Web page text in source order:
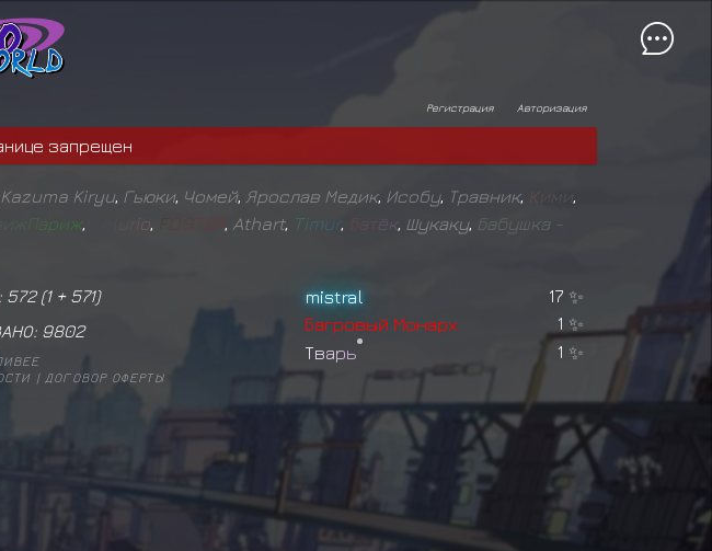
Авторизация
Регистрация
запрещен
Kazuma Kiryu Гьюки, Чомей Ярослав Медик, Исобу, Травник, Ким
ариж, r io TER, Athart, Timur, Батёк, Шукаку, Бабушка -
(1+ 571)
9802
|ДОГОВОР ОФЕРТЫ
mistral 17 ✨
Багровый Монарх 1 ✨
Тварь 1 ✨